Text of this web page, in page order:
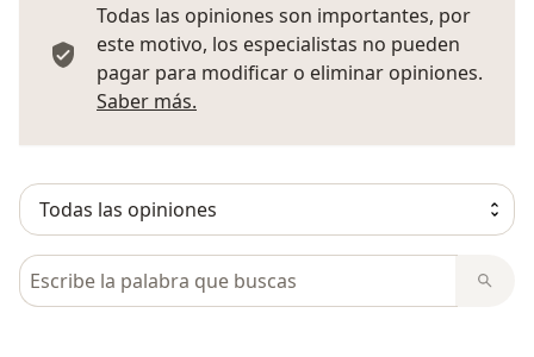
Todas las opiniones son importantes, por
este motivo, los especialistas no pueden
pagar para modificar o eliminar opiniones.
Saber más.
Busca en opiniones